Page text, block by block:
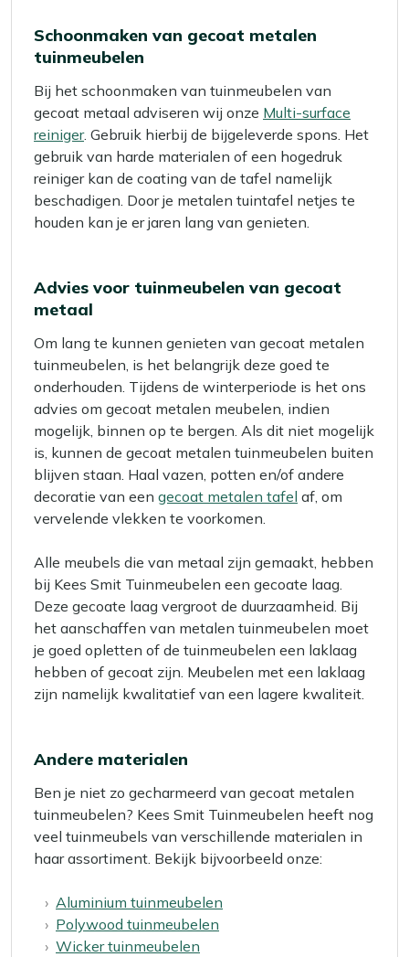
Schoonmaken van gecoat metalen
tuinmeubelen
Bij het schoonmaken van tuinmeubelen van
gecoat metaal adviseren wij onze Multi-surface
reiniger. Gebruik hierbij de bijgeleverde spons. Het
gebruik van harde materialen of een hogedruk
reiniger kan de coating van de tafel namelijk
beschadigen. Door je metalen tuintafel netjes te
houden kan je er jaren lang van genieten.
Advies voor tuinmeubelen van gecoat
metaal
Om lang te kunnen genieten van gecoat metalen
tuinmeubelen, is het belangrijk deze goed te
onderhouden. Tijdens de winterperiode is het ons
advies om gecoat metalen meubelen, indien
mogelijk, binnen op te bergen. Als dit niet mogelijk
is, kunnen de gecoat metalen tuinmeubelen buiten
blijven staan. Haal vazen, potten en/of andere
decoratie van een gecoat metalen tafel af, om
vervelende vlekken te voorkomen.
Alle meubels die van metaal zijn gemaakt, hebben
bij Kees Smit Tuinmeubelen een gecoate laag.
Deze gecoate laag vergroot de duurzaamheid. Bij
het aanschaffen van metalen tuinmeubelen moet
je goed opletten of de tuinmeubelen een laklaag
hebben of gecoat zijn. Meubelen met een laklaag
zijn namelijk kwalitatief van een lagere kwaliteit.
Andere materialen
Ben je niet zo gecharmeerd van gecoat metalen
tuinmeubelen? Kees Smit Tuinmeubelen heeft nog
veel tuinmeubels van verschillende materialen in
haar assortiment. Bekijk bijvoorbeeld onze:
Aluminium tuinmeubelen
Polywood tuinmeubelen
Wicker tuinmeubelen